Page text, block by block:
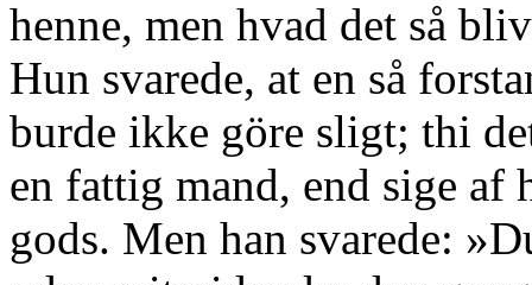
henne, men hvad det så
Hun svarede, at en så
burde ikke göre sligt; thi
en fattig mand, end sige af
gods. Men han svarede: